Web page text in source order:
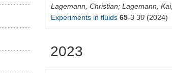
Lagemann, Christian;Lagemann, Kai
Experiments in fluids 65-3 30 (2024)
2023